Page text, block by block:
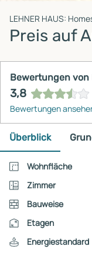
LEHNER HAUS:
Preis auf
Bewertungen von
3,8
Bewertungen
Überblick
Wohnfläche
Zimmer
Bauweise
Etagen
Energiestandard